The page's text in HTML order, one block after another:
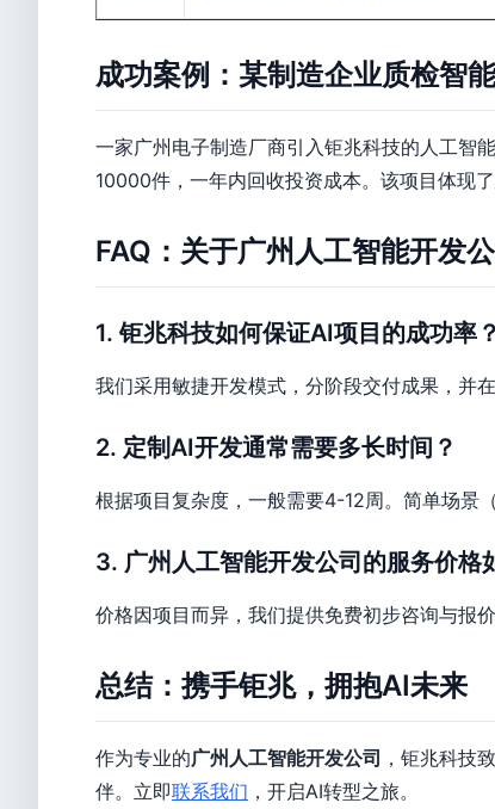
成功案例：某制造企业质检智
一家广州电子制造厂商引入钜兆科技的人工智
10000件，一年内回收投资成本。该项目体现了
FAQ：关于广州人工智能开发
1. 钜兆科技如何保证AI项目的成功率？
我们采用敏捷开发模式，分阶段交付成果，并
2. 定制AI开发通常需要多长时间？
根据项目复杂度，一般需要4-12周。简单场景
3. 广州人工智能开发公司的服务价格
价格因项目而异，我们提供免费初步咨询与报
总结：携手钜兆，拥抱AI未来
作为专业的广州人工智能开发公司 ，钜兆科技
伴。立即联系我们 ，开启AI转型之旅。